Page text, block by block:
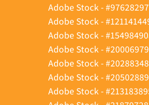
Adobe Stock -
Adobe Stock -
Adobe Stock -
Adobe Stock -
Adobe Stock -
Adobe Stock -
Adobe Stock -